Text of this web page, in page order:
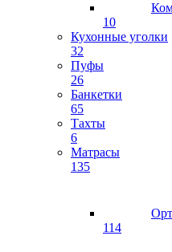
10
Кухонные уголки
32
Пуфы
26
Банкетки
65
Тахты
6
Матрасы
135
114